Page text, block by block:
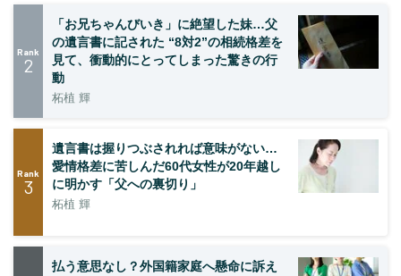
Rank
2
「お兄ちゃんびいき」に絶望した妹…父
の遺言書に記された “8対2”の相続格差を
見て、衝動的にとってしまった驚きの行
動
柘植 輝
Rank
3
遺言書は握りつぶされれば意味がない…
愛情格差に苦しんだ60代女性が20年越し
に明かす「父への裏切り」
柘植 輝
払う意思なし？外国籍家庭へ懸命に訴え